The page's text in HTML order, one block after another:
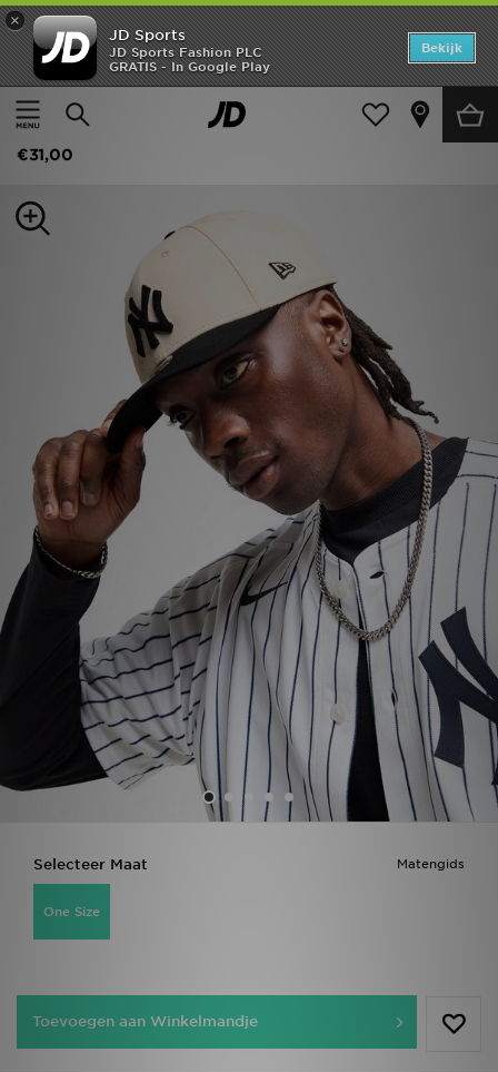
×
JD Sports
JD Sports Fashion PLC
GRATIS - In Google Play
Bekijk
Thuis
Dames Damesaccessoires Petten
New Era MLB New York Yankees 9FORTY M-Crown Cap
€31,00
Matengids
Selecteer Maat
One Size
Toevoegen aan Winkelmandje
Home
Offers
Dames
Sports
Merken
Vind een winkel
Bestelling traceren
Klantenservice
Download de app